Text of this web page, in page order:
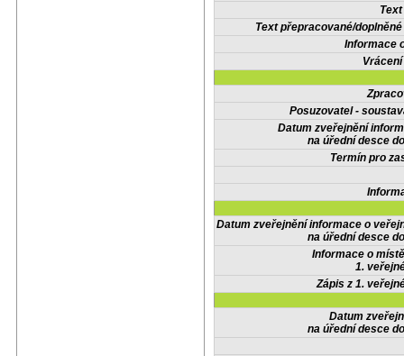
Text přepracované/
Informace
Posuzovatel -
Datum zveřejnění
na úřední desce
Termín pro
Datum zveřejnění informace o
na úřední desce
Informace o
1.
Zápis z 1.
Datum
na úřední desce